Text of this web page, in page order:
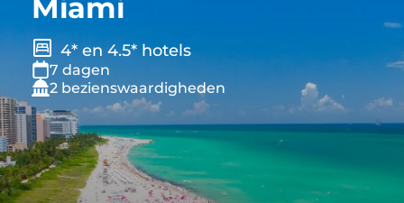
Miami
4* en 4.5* hotels
7 dagen
2 bezienswaardigheden